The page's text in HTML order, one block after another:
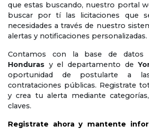
que estas buscando, nuestro portal
buscar por tí las licitaciones que
necesidades a través de nuestro
alertas y notificaciones personalizadas.
Contamos con la base de datos
Honduras y el departamento de
oportunidad de postularte a
contrataciones públicas. Registrate
y crea tu alerta mediante
claves.
Registrate ahora y mantente